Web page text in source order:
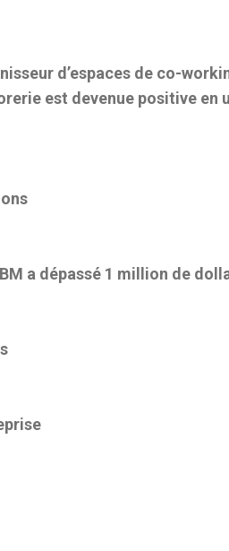
d’espaces de co-
est devenue positive
a dépassé 1 million de